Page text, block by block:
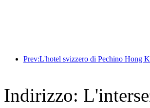
Indirizzo: